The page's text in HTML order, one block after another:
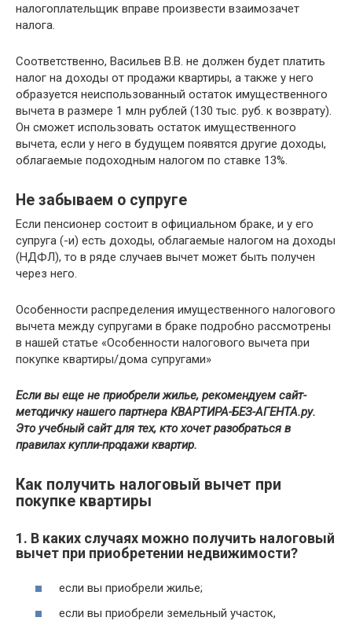
налогоплательщик вправе произвести взаимозачет
налога.
Соответственно, Васильев В.В. не должен будет платить
налог на доходы от продажи квартиры, а также у него
образуется неиспользованный остаток имущественного
вычета в размере 1 млн рублей (130 тыс. руб. к возврату).
Он сможет использовать остаток имущественного
вычета, если у него в будущем появятся другие доходы,
облагаемые подоходным налогом по ставке 13%.
Не забываем о супруге
Если пенсионер состоит в официальном браке, и у его
супруга (-и) есть доходы, облагаемые налогом на доходы
(НДФЛ), то в ряде случаев вычет может быть получен
через него.
Особенности распределения имущественного налогового
вычета между супругами в браке подробно рассмотрены
в нашей статье «Особенности налогового вычета при
покупке квартиры/дома супругами»
Если вы еще не приобрели жилье, рекомендуем сайт-
методичку нашего партнера КВАРТИРА-БЕЗ-АГЕНТА.ру.
Это учебный сайт для тех, кто хочет разобраться в
правилах купли-продажи квартир.
Как получить налоговый вычет при
покупке квартиры
1. В каких случаях можно получить налоговый
вычет при приобретении недвижимости?
если вы приобрели жилье;
если вы приобрели земельный участок,